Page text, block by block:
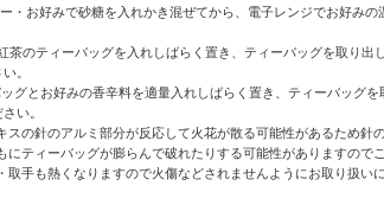
・お好みで砂糖を入れかき混ぜてから、電子レンジでお好みの
茶のティーバッグを入れしばらく置き、ティーバッグを取り出
。
グとお好みの香辛料を適量入れしばらく置き、ティーバッグ
い。
の針のアルミ部分が反応して火花が散る可能性があるため針
ティーバッグが膨らんで破れたりする可能性がありますので
手も熱くなりますので火傷などされませんようにお取り扱いに